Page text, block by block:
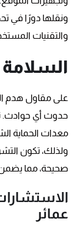
ونقلها دورًا في
والتقنيات
على مقاول هدم
حدوث أي حوادث.
معدات الحماية
ولذلك، تكون
صحيحة، مما يضمن
عمائر